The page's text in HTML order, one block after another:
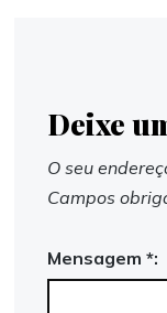
Deixe
O seu
Campos
Mensagem *: